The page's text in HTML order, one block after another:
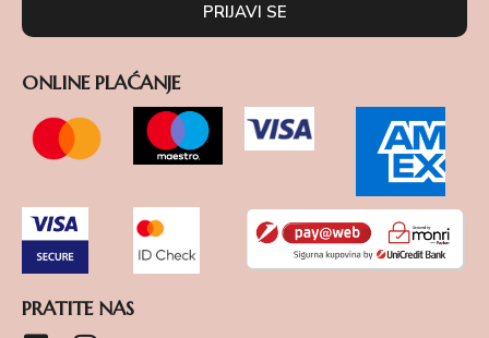
PRIJAVI SE
ONLINE PLAĆANJE
PRATITE NAS